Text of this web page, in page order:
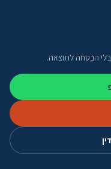
בלי הבטחה לתוצאה.